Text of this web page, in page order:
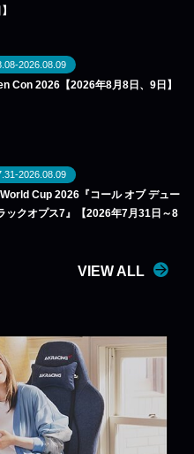
2026.08.09
Con 2026【2026年8月8日、9日】
2026.08.09
Cup 2026『コール オブ デュー
ックオプス7』【2026年7月31日～8
VIEW ALL